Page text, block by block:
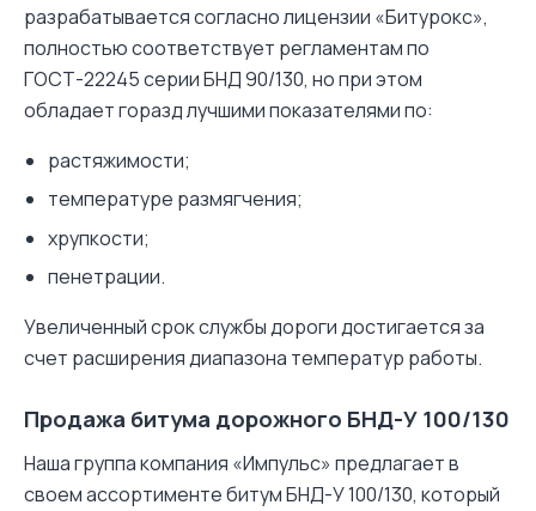
разрабатывается согласно лицензии «Битурокс»,
полностью соответствует регламентам по
ГОСТ-22245 серии БНД 90/130, но при этом
обладает горазд лучшими показателями по:
растяжимости;
температуре размягчения;
хрупкости;
пенетрации.
Увеличенный срок службы дороги достигается за
счет расширения диапазона температур работы.
Продажа битума дорожного БНД-У 100/130
Наша группа компания «Импульс» предлагает в
своем ассортименте битум БНД-У 100/130, который